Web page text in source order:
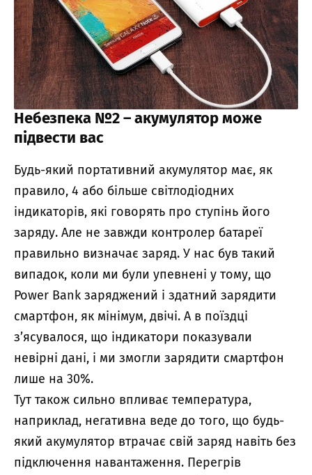
Небезпека №2 – акумулятор може
підвести вас
Будь-який портативний акумулятор має, як
правило, 4 або більше світлодіодних
індикаторів, які говорять про ступінь його
заряду. Але не завжди контролер батареї
правильно визначає заряд. У нас був такий
випадок, коли ми були упевнені у тому, що
Power Bank заряджений і здатний зарядити
смартфон, як мінімум, двічі. А в поїздці
з’ясувалося, що індикатори показували
невірні дані, і ми змогли зарядити смартфон
лише на 30%.
Тут також сильно впливає температура,
наприклад, негативна веде до того, що будь-
який акумулятор втрачає свій заряд навіть без
підключення навантаження. Перегрів